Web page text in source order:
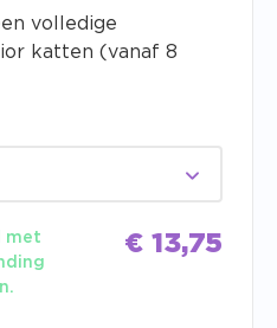
volledige
katten (vanaf 8
€ 13,75
met